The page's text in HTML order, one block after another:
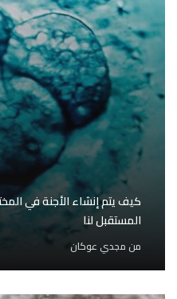
كيف يتم إنشاء الأجنة في
المستقبل لنا
من مجدي عوكان